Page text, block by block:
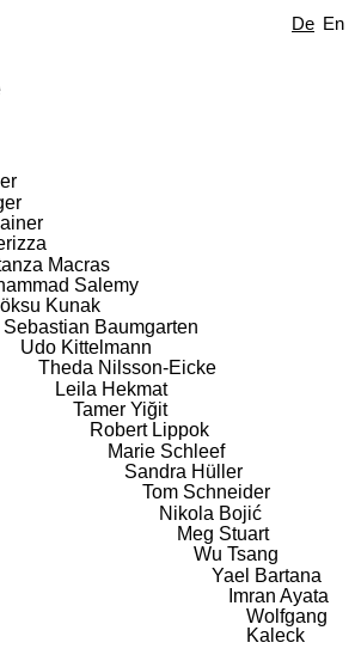
De En
Macras
Salemy
Kunak
Sebastian Baumgarten
Udo Kittelmann
Theda Nilsson-Eicke
Leila Hekmat
Tamer Yiğit
Robert Lippok
Marie Schleef
Sandra Hüller
Tom Schneider
Nikola Bojić
Meg Stuart
Wu Tsang
Yael Bartana
Imran Ayata
Wolfgang
Kaleck